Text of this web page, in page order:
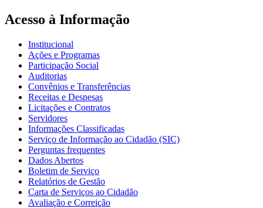
Acesso à Informação
Institucional
Ações e Programas
Participação Social
Auditorias
Convênios e Transferências
Receitas e Despesas
Licitações e Contratos
Servidores
Informações Classificadas
Serviço de Informação ao Cidadão (SIC)
Perguntas frequentes
Dados Abertos
Boletim de Serviço
Relatórios de Gestão
Carta de Serviços ao Cidadão
Avaliação e Correição